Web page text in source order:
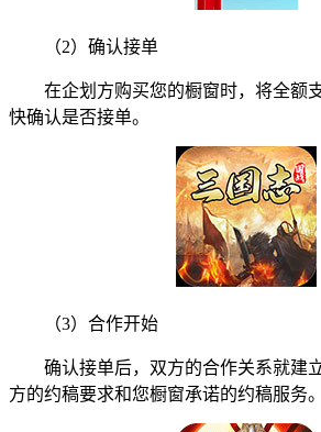
（2）确认接单
在企划方购买您的橱窗时，将全额
快确认是否接单。
（3）合作开始
确认接单后，双方的合作关系就建立
方的约稿要求和您橱窗承诺的约稿服务。